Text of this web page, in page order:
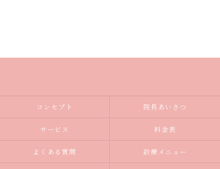
コンセプト 院長あいさつ
サービス 料金表
よくある質問 診療メニュー